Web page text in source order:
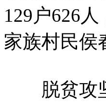
129户626
家族村民侯
脱贫攻坚